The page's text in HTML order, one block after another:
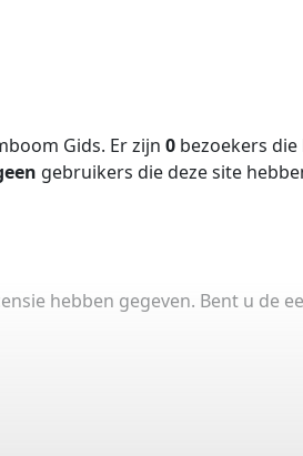
Gids. Er zijn 0 bezoekers
gebruikers die deze site
hebben gegeven. Bent u de